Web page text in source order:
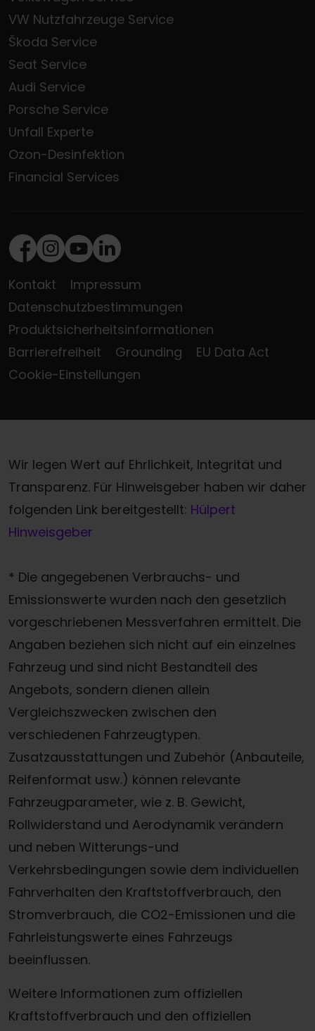
VW Nutzfahrzeuge Service
Škoda Service
Seat Service
Audi Service
Porsche Service
Unfall Experte
Ozon-Desinfektion
Financial Services
Facebook
Instagram
Youtube
LinkedIn
Kontakt
Impressum
Datenschutzbestimmungen
Produktsicherheitsinformationen
Barrierefreiheit
Grounding
EU Data Act
Cookie-Einstellungen
Wir legen Wert auf Ehrlichkeit, Integrität und
Transparenz. Für Hinweisgeber haben wir daher
folgenden Link bereitgestellt: Hülpert
Hinweisgeber
* Die angegebenen Verbrauchs- und
Emissionswerte wurden nach den gesetzlich
vorgeschriebenen Messverfahren ermittelt. Die
Angaben beziehen sich nicht auf ein einzelnes
Fahrzeug und sind nicht Bestandteil des
Angebots, sondern dienen allein
Vergleichszwecken zwischen den
verschiedenen Fahrzeugtypen.
Zusatzausstattungen und Zubehör (Anbauteile,
Reifenformat usw.) können relevante
Fahrzeugparameter, wie z. B. Gewicht,
Rollwiderstand und Aerodynamik verändern
und neben Witterungs-und
Verkehrsbedingungen sowie dem individuellen
Fahrverhalten den Kraftstoffverbrauch, den
Stromverbrauch, die CO2-Emissionen und die
Fahrleistungswerte eines Fahrzeugs
beeinflussen.
Weitere Informationen zum offiziellen
Kraftstoffverbrauch und den offiziellen